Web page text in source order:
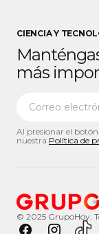
CIENCIA Y
más
Al presionar el
nuestra Política de
© 2025 GrupoHoy.